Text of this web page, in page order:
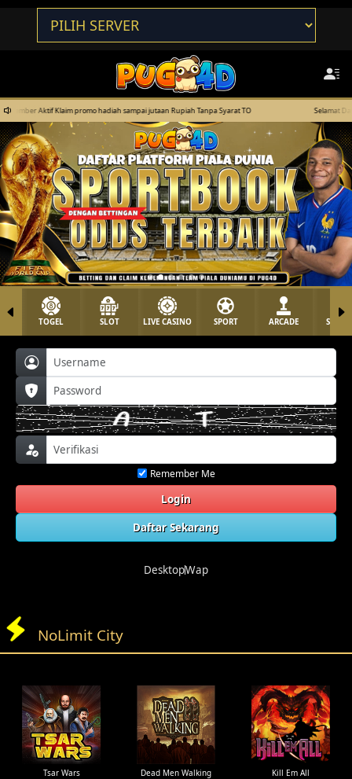
sampai jutaan Rupiah Tanpa Syarat TO Selamat Datang di PUG$D : Member Aktif
Remember Me
Login
Daftar Sekarang
TOGEL SLOT LIVE CASINO SPORT ARCADE
DesktopWap
NoLimit City
Tsar Wars Dead Men Walking Kill Em All